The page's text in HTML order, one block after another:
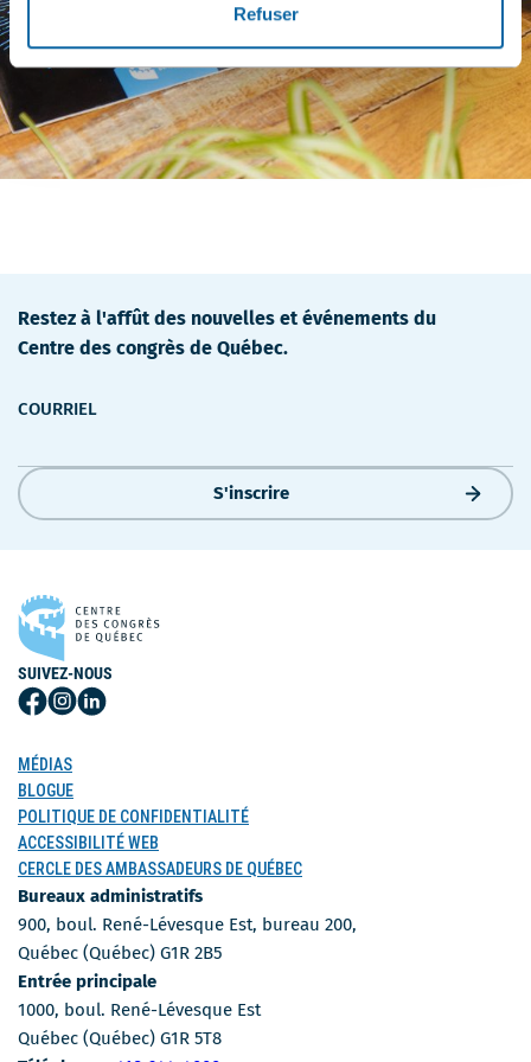
Refuser
Restez à l'affût des nouvelles et événements du
Centre des congrès de Québec.
COURRIEL
S'inscrire
SUIVEZ-NOUS
Suivez-
sur
Facebook
Suivez-
Instagram
Suivez-
MÉDIAS
BLOGUE
POLITIQUE DE CONFIDENTIALITÉ
ACCESSIBILITÉ WEB
CERCLE DES AMBASSADEURS DE QUÉBEC
Bureaux administratifs
900, boul. René-Lévesque Est, bureau 200,
Québec (Québec) G1R 2B5
Entrée principale
1000, boul. René-Lévesque Est
Québec (Québec) G1R 5T8